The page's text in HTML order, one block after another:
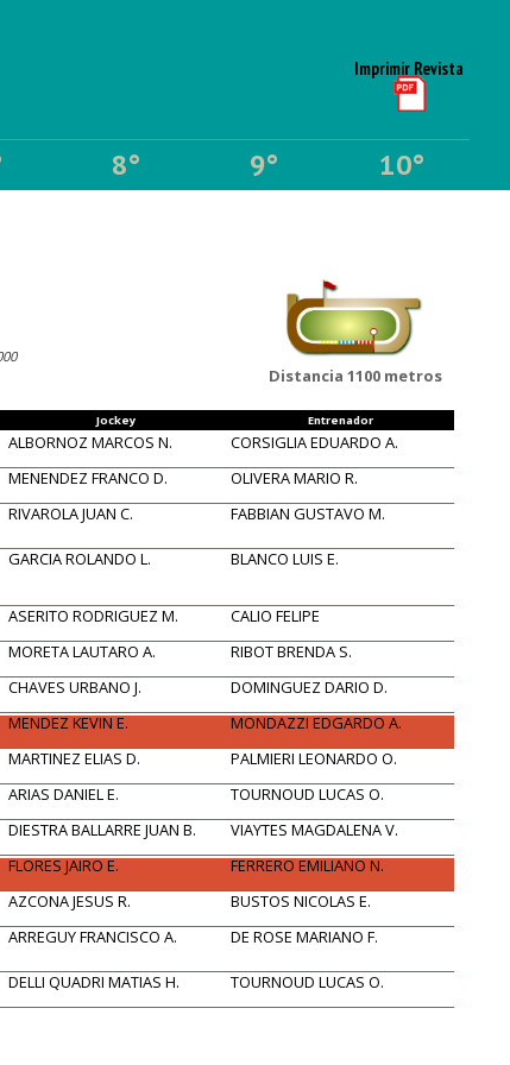
Imprimir Revista
8° 9° 10°
Distancia 1100 metros
Jockey Entrenador
ALBORNOZ MARCOS N.
CORSIGLIA EDUARDO A.
MENENDEZ FRANCO D.
OLIVERA MARIO R.
RIVAROLA JUAN C. FABBIAN GUSTAVO M.
GARCIA ROLANDO L. BLANCO LUIS E.
ASERITO RODRIGUEZ M.
CALIO FELIPE
MORETA LAUTARO A.
RIBOT BRENDA S.
CHAVES URBANO J.
DOMINGUEZ DARIO D.
MENDEZ KEVIN E.
MONDAZZI EDGARDO A.
MARTINEZ ELIAS D.
PALMIERI LEONARDO O.
ARIAS DANIEL E.
TOURNOUD LUCAS O.
DIESTRA BALLARRE JUAN B.
VIAYTES MAGDALENA V.
FLORES JAIRO E.
FERRERO EMILIANO N.
AZCONA JESUS R.
BUSTOS NICOLAS E.
ARREGUY FRANCISCO A. DE ROSE MARIANO F.
DELLI QUADRI MATIAS H. TOURNOUD LUCAS O.